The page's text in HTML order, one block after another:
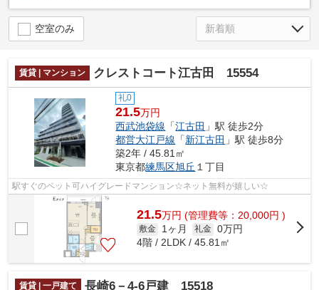
空室のみ
賃貸 | マンション クレストコート江古田 15554
礼0
21.5万円
西武池袋線 「江古田 」駅 徒歩2分
都営大江戸線 「新江古田 」駅 徒歩8分
築2年 / 45.81㎡
東京都練馬区旭丘 １丁目
駅すぐのペット可ハイグレードマンション☆ネット無料が嬉しい☆
21.5万円 (管理費等：20,000円 )
敷金 1ヶ月 礼金 0万円
4階 / 2LDK / 45.81㎡
賃貸 | 一戸建て 長崎6－4-6戸建 15518